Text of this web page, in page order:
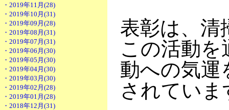
・2019年11月(28)
・2019年10月(31)
・2019年09月(28)
・2019年08月(31)
・2019年07月(31)
・2019年06月(30)
・2019年05月(30)
・2019年04月(30)
・2019年03月(30)
・2019年02月(28)
・2019年01月(28)
・2018年12月(31)
表彰は、清
この活動
動への気運
されてい